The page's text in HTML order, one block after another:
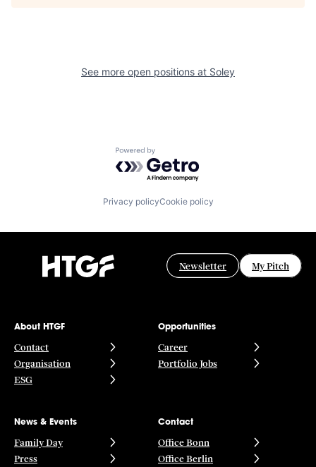
See more open positions at Soley
Powered by Getro.com
Privacy policyCookie policy
Newsletter My Pitch
About HTGF
Contact
Organisation
ESG
Opportunities
Career
Portfolio Jobs
News & Events
Family Day
Press
Contact
Office Bonn
Office Berlin